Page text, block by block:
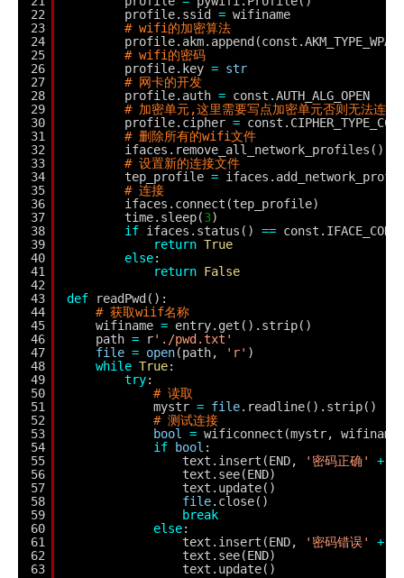
22
23
24
25
26
27
28
29
30
31
32
33
34
35
36
37
38
39
40
41
42
43
44
45
46
47
48
49
50
51
52
53
54
55
56
57
58
59
60
61
62
63
profile.ssid = wifiname
# wifi的加密算法
# wifi的密码
profile.key = str
# 网卡的开发
profile.auth = const.AUTH_ALG_OPEN
# 加密单元,这里需要写点加密单元否则无法连接
profile.cipher =
# 删除所有的wifi文件
ifaces.remove_all_network_profiles()
# 设置新的连接文件
tep_profile =
# 连接
ifaces.connect(tep_profile)
time.sleep(3)
if ifaces.status() ==
return True
else:
return False
def
readPwd():
# 获取wiif名称
wifiname = entry.get().strip()
path = r'./pwd.txt'
file = open(path, 'r' )
while True:
try:
# 读取
mystr = file.readline().strip()
# 测试连接
bool
= wificonnect(mystr,
if bool :
text.insert(END,
'密码正确' +
text.see(END)
text.update()
file.close()
break
else:
text.insert(END,
'密码错误' +
text.see(END)
text.update()